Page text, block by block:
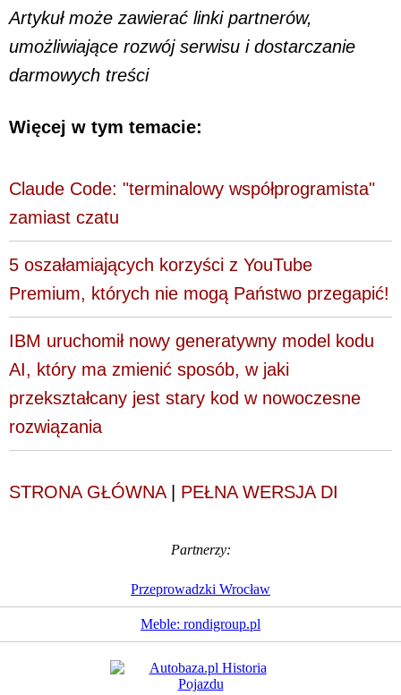
Artykuł może zawierać linki partnerów,
umożliwiające rozwój serwisu i dostarczanie
darmowych treści
Więcej w tym temacie:
Claude Code: "terminalowy współprogramista"
zamiast czatu
5 oszałamiających korzyści z YouTube
Premium, których nie mogą Państwo przegapić!
IBM uruchomił nowy generatywny model kodu
AI, który ma zmienić sposób, w jaki
przekształcany jest stary kod w nowoczesne
rozwiązania
STRONA GŁÓWNA| PEŁNA WERSJA DI
Partnerzy:
Przeprowadzki Wrocław
Meble: rondigroup.pl